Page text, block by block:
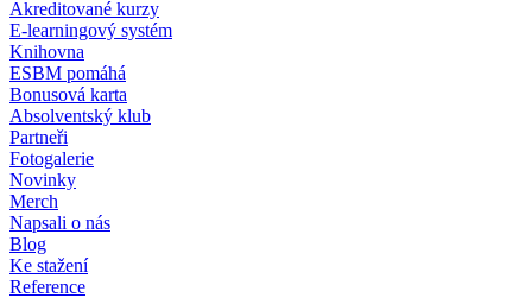
Akreditované kurzy
E-learningový systém
Knihovna
ESBM pomáhá
Bonusová karta
Absolventský klub
Partneři
Fotogalerie
Novinky
Merch
Napsali o nás
Blog
Ke stažení
Reference